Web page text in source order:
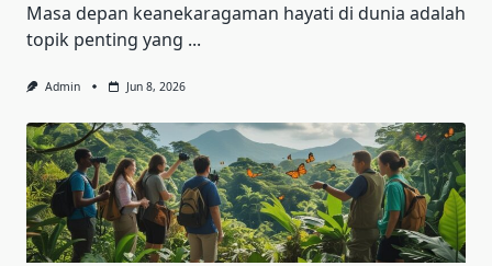
Masa depan keanekaragaman hayati di dunia adalah
topik penting yang ...
Admin Jun 8, 2026